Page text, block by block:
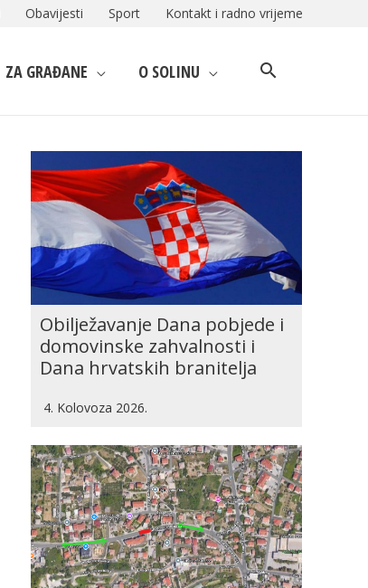
Obavijesti Sport Kontakt i radno vrijeme
ZA GRAĐANE O SOLINU
Obilježavanje Dana pobjede i
domovinske zahvalnosti i
Dana hrvatskih branitelja
4. Kolovoza 2026.